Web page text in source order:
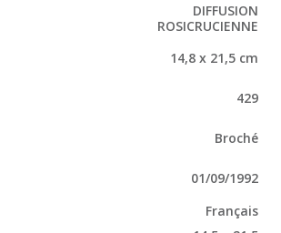
DIFFUSION
ROSICRUCIENNE
14,8 x 21,5 cm
429
Broché
01/09/1992
Français